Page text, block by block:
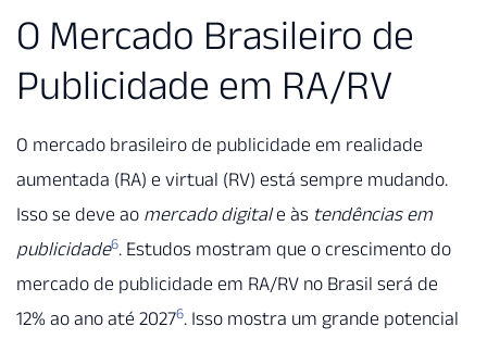
O Mercado Brasileiro de
Publicidade em RA/RV
O mercado brasileiro de publicidade em realidade
aumentada (RA) e virtual (RV) está sempre mudando.
Isso se deve ao mercado digitale às tendências em
publicidade6. Estudos mostram que o crescimento do
mercado de publicidade em RA/RV no Brasil será de
12% ao ano até 20276. Isso mostra um grande potencial